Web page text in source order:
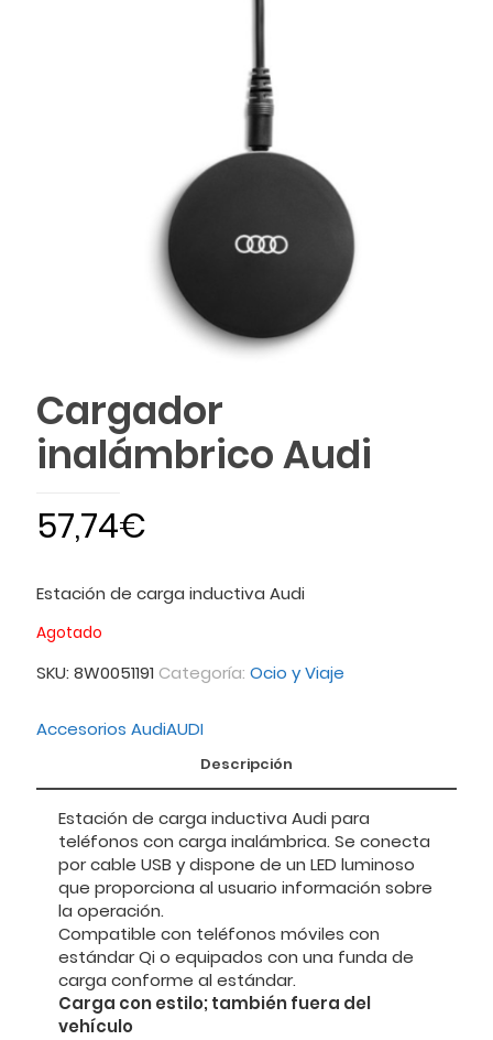
Cargador
inalámbrico Audi
57,74€
Estación de carga inductiva Audi
Agotado
SKU: 8W0051191 Categoría: Ocio y Viaje
Accesorios AudiAUDI
Descripción
Estación de carga inductiva Audi para
teléfonos con carga inalámbrica. Se conecta
por cable USB y dispone de un LED luminoso
que proporciona al usuario información sobre
la operación.
Compatible con teléfonos móviles con
estándar Qi o equipados con una funda de
carga conforme al estándar.
Carga con estilo; también fuera del
vehículo